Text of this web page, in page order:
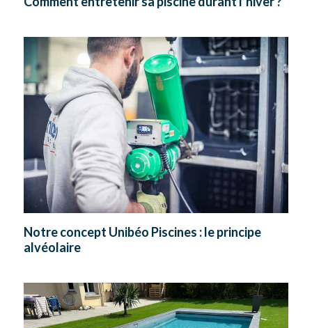
Notre concept Unibéo Piscines : le principe
alvéolaire